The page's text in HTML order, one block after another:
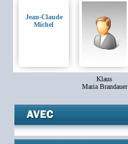
Jean-Claude
Michel
Klaus
Maria Brandauer